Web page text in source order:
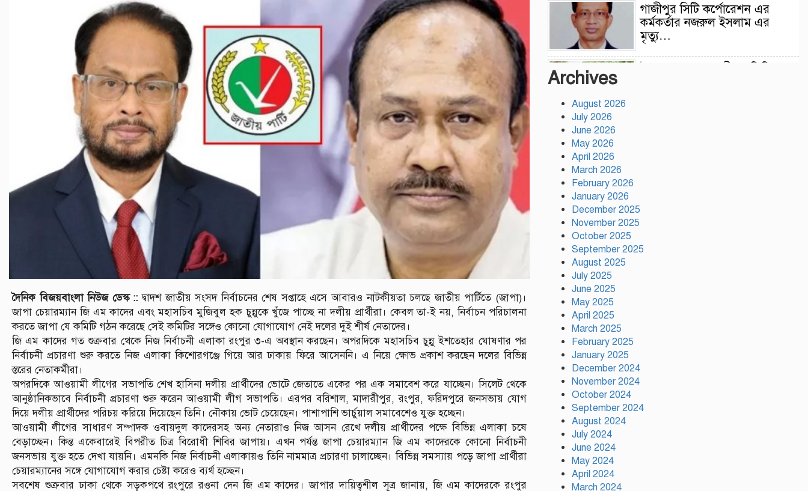
দৈনিক বিজয়বাংলা নিউজ ডেস্ক ::দ্বাদশ জাতীয় সংসদ নির্বাচনের শেষ সপ্তাহে এসে আবারও নাটকীয়তা চলছে জাতীয় পার্টিতে (জাপা)।
জাপা চেয়ারম্যান জি এম কাদের এবং মহাসচিব মুজিবুল হক চুন্নুকে খুঁজে পাচ্ছে না দলীয় প্রার্থীরা। কেবল তা-ই নয়, নির্বাচন পরিচালনা
করতে জাপা যে কমিটি গঠন করেছে সেই কমিটির সঙ্গেও কোনো যোগাযোগ নেই দলের দুই শীর্ষ নেতাদের।
জি এম কাদের গত শুক্রবার থেকে নিজ নির্বাচনী এলাকা রংপুর ৩-এ অবস্থান করছেন। অপরদিকে মহাসচিব চুন্নু ইশতেহার ঘোষণার পর
নির্বাচনী প্রচারণা শুরু করতে নিজ এলাকা কিশোরগঞ্জে গিয়ে আর ঢাকায় ফিরে আসেননি। এ নিয়ে ক্ষোভ প্রকাশ করছেন দলের বিভিন্ন
স্তরের নেতাকর্মীরা।
অপরদিকে আওয়ামী লীগের সভাপতি শেখ হাসিনা দলীয় প্রার্থীদের ভোটে জেতাতে একের পর এক সমাবেশ করে যাচ্ছেন। সিলেট থেকে
আনুষ্ঠানিকভাবে নির্বাচনী প্রচারণা শুরু করেন আওয়ামী লীগ সভাপতি। এরপর বরিশাল, মাদারীপুর, রংপুর, ফরিদপুরে জনসভায় যোগ
দিয়ে দলীয় প্রার্থীদের পরিচয় করিয়ে দিয়েছেন তিনি। নৌকায় ভোট চেয়েছেন। পাশাপাশি ভার্চুয়াল সমাবেশেও যুক্ত হচ্ছেন।
আওয়ামী লীগের সাধারণ সম্পাদক ওবায়দুল কাদেরসহ অন্য নেতারাও নিজ আসন রেখে দলীয় প্রার্থীদের পক্ষে বিভিন্ন এলাকা চষে
বেড়াচ্ছেন। কিন্ত একেবারেই বিপরীত চিত্র বিরোধী শিবির জাপায়। এখন পর্যন্ত জাপা চেয়ারম্যান জি এম কাদেরকে কোনো নির্বাচনী
জনসভায় যুক্ত হতে দেখা যায়নি। এমনকি নিজ নির্বাচনী এলাকায়ও তিনি নামমাত্র প্রচারণা চালাচ্ছেন। বিভিন্ন সমস্যায় পড়ে জাপা প্রার্থীরা
চেয়ারম্যানের সঙ্গে যোগাযোগ করার চেষ্টা করেও ব্যর্থ হচ্ছেন।
সবশেষ শুক্রবার ঢাকা থেকে সড়কপথে রংপুরে রওনা দেন জি এম কাদের। জাপার দায়িত্বশীল সূত্র জানায়, জি এম কাদেরকে রংপুর
গাজীপুর সিটি কর্পোরেশন এর
কর্মকর্তার নজরুল ইসলাম এর
মৃত্যু…
রাজবাড়ীতে স্টার্লিং
Archives
August 2026
July 2026
June 2026
May 2026
April 2026
March 2026
February 2026
January 2026
December 2025
November 2025
October 2025
September 2025
August 2025
July 2025
June 2025
May 2025
April 2025
March 2025
February 2025
January 2025
December 2024
November 2024
October 2024
September 2024
August 2024
July 2024
June 2024
May 2024
April 2024
March 2024